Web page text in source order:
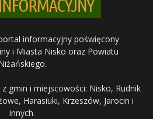
informacyjny poświęcony
i Miasta Nisko oraz Powiatu
gmin i miejscowości: Nisko, Rudnik
Harasiuki, Krzeszów, Jarocin i
innych.